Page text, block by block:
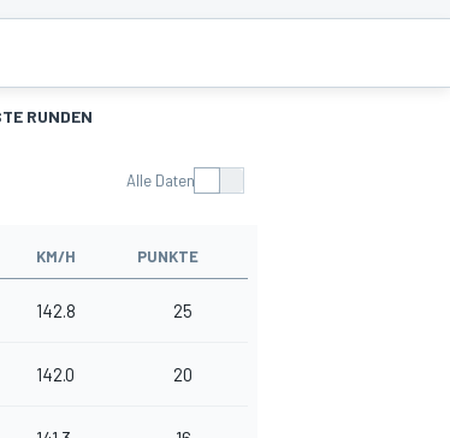
RUNDEN
Alle Daten
KM/H PUNKTE
142.8 25
142.0 20